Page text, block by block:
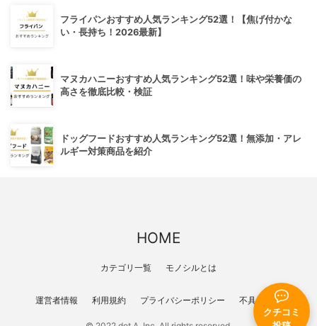
クチコミ
フライパンおすすめ人気ランキング52選！【焦げ付かな
い・長持ち！2026最新】
マヌカハニーおすすめ人気ランキング52選！味や栄養価の
高さを徹底比較・検証
ドッグフードおすすめ人気ランキング52選！無添加・アレ
ルギー対策商品を紹介
HOME
カテゴリ一覧 モノシルとは
運営者情報 利用規約 プライバシーポリシー 不具合報告